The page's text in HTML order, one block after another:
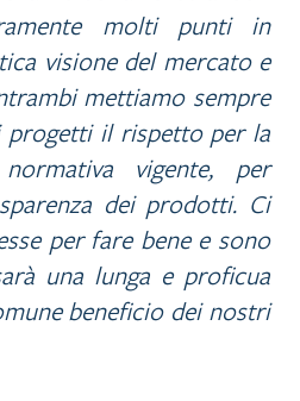
molti punti in
visione del mercato e
mettiamo sempre
il rispetto per la
vigente, per
dei prodotti. Ci
per fare bene e sono
una lunga e proficua
beneficio dei nostri